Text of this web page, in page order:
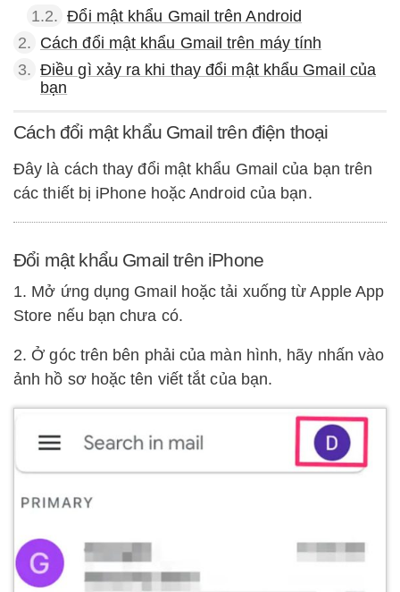
1.2. Đổi mật khẩu Gmail trên Android
2. Cách đổi mật khẩu Gmail trên máy tính
3. Điều gì xảy ra khi thay đổi mật khẩu Gmail của
bạn
Cách đổi mật khẩu Gmail trên điện thoại
Đây là cách thay đổi mật khẩu Gmail của bạn trên
các thiết bị iPhone hoặc Android của bạn.
Đổi mật khẩu Gmail trên iPhone
1. Mở ứng dụng Gmail hoặc tải xuống từ Apple App
Store nếu bạn chưa có.
2. Ở góc trên bên phải của màn hình, hãy nhấn vào
ảnh hồ sơ hoặc tên viết tắt của bạn.